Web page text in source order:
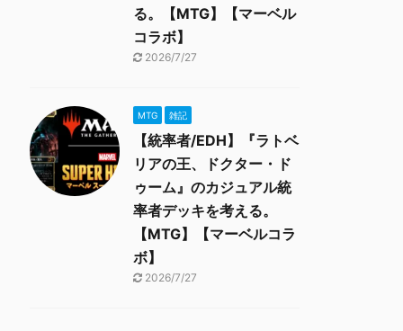
る。【MTG】【マーベル
コラボ】
2026/7/27
MTG 雑記
【統率者/EDH】『ラトベ
リアの王、ドクター・ド
ゥーム』のカジュアル統
率者デッキを考える。
【MTG】【マーベルコラ
ボ】
2026/7/27